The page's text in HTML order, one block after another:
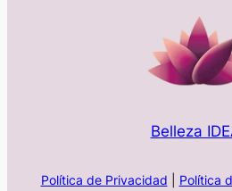
Belleza
Política de Privacidad Política